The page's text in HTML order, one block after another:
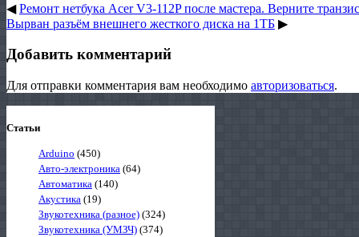
◀Ремонт нетбука Acer V3-112P после мастера. Верните
Вырван разъём внешнего жесткого диска на 1ТБ ▶
Добавить комментарий
Для отправки комментария вам необходимо авторизоваться.
Статьи
Arduino (450)
Авто-электроника (64)
Автоматика (140)
Акустика (19)
Звукотехника (разное) (324)
Звукотехника (УМЗЧ) (374)